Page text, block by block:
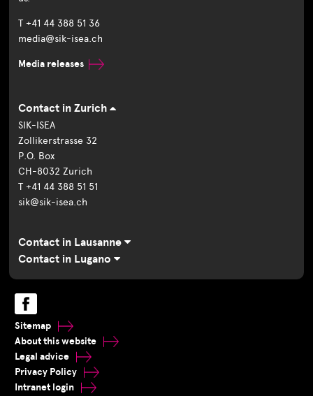
T +41 44 388 51 36
media@sik-isea.ch
Media releases
Contact in Zurich
SIK-ISEA
Zollikerstrasse 32
P.O. Box
CH-8032 Zurich
T +41 44 388 51 51
sik@sik-isea.ch
Contact in Lausanne
Contact in Lugano
Sitemap
About this website
Legal advice
Privacy Policy
Intranet login